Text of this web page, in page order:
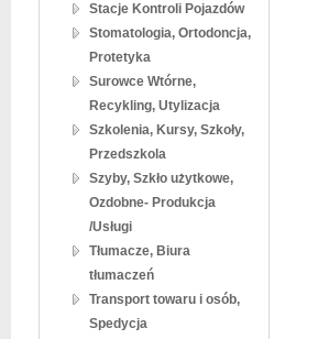
Stacje Kontroli Pojazdów
Stomatologia, Ortodoncja,
Protetyka
Surowce Wtórne,
Recykling, Utylizacja
Szkolenia, Kursy, Szkoły,
Przedszkola
Szyby, Szkło użytkowe,
Ozdobne- Produkcja
/Usługi
Tłumacze, Biura
tłumaczeń
Transport towaru i osób,
Spedycja